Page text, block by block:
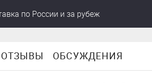
по России и за рубеж
ОТЗЫВЫ ОБСУЖДЕНИЯ